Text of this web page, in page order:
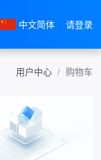
中文简体 请登录
用户中心 购物车